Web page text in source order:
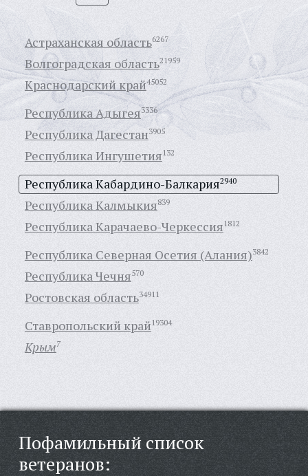
Астраханская область6267
Волгоградская область21959
Краснодарский край45052
Республика Адыгея3336
Республика Дагестан3905
Республика Ингушетия132
Республика Кабардино-Балкария2940
Республика Калмыкия839
Республика Карачаево-Черкессия1812
Республика Северная Осетия (Алания)3842
Республика Чечня570
Ростовская область34911
Ставропольский край19304
Крым7
Пофамильный список
ветеранов: